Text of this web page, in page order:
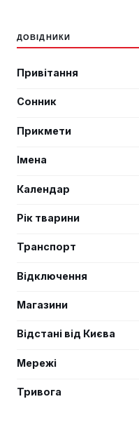
ДОВІДНИКИ
Привітання
Сонник
Прикмети
Імена
Календар
Рік тварини
Транспорт
Відключення
Магазини
Відстані від Києва
Мережі
Тривога